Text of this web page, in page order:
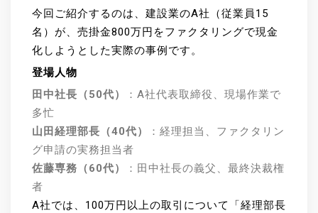
今回ご紹介するのは、建設業のA社（従業員15
名）が、売掛金800万円をファクタリングで現金
化しようとした実際の事例です。
登場人物
田中社長（50代）
：A社代表取締役、現場作業で
多忙
山田経理部長（40代）
：経理担当、ファクタリン
グ申請の実務担当者
佐藤専務（60代）
：田中社長の義父、最終決裁権
者
A社では、100万円以上の取引について「経理部長